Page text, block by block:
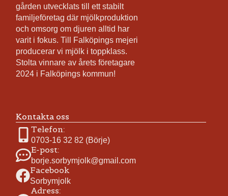
gården utvecklats till ett stabilt
familjeföretag där mjölkproduktion
och omsorg om djuren alltid har
varit i fokus. Till Falköpings mejeri
producerar vi mjölk i toppklass.
Stolta vinnare av årets företagare
2024 i Falköpings kommun!
Kontakta oss
Adress:
Telefon:
0703-16 32 82 (Börje)
E-post:
borje.sorbymjolk@gmail.com
Facebook
Sorbymjolk